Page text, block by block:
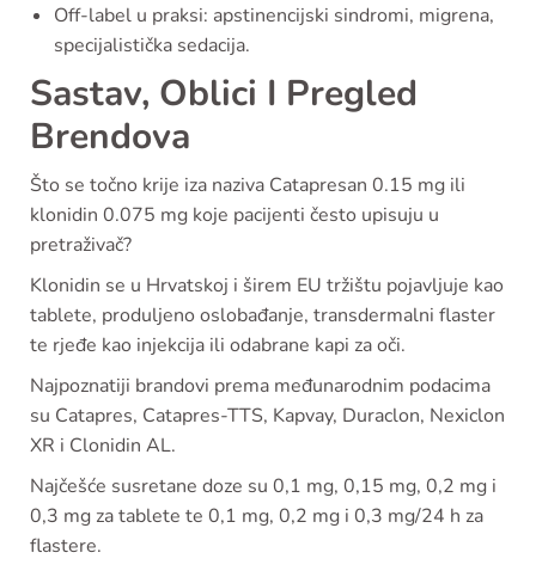
Off-label u praksi: apstinencijski sindromi, migrena,
specijalistička sedacija.
Sastav, Oblici I Pregled
Brendova
Što se točno krije iza naziva Catapresan 0.15 mg ili
klonidin 0.075 mg koje pacijenti često upisuju u
pretraživač?
Klonidin se u Hrvatskoj i širem EU tržištu pojavljuje kao
tablete, produljeno oslobađanje, transdermalni flaster
te rjeđe kao injekcija ili odabrane kapi za oči.
Najpoznatiji brandovi prema međunarodnim podacima
su Catapres, Catapres-TTS, Kapvay, Duraclon, Nexiclon
XR i Clonidin AL.
Najčešće susretane doze su 0,1 mg, 0,15 mg, 0,2 mg i
0,3 mg za tablete te 0,1 mg, 0,2 mg i 0,3 mg/24 h za
flastere.